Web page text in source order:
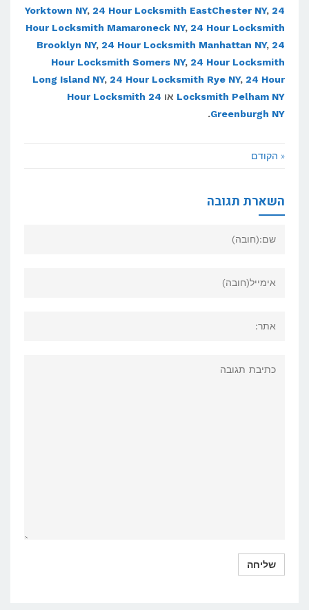
Yorktown NY, 24 Hour Locksmith EastChester NY, 24
Hour Locksmith Mamaroneck NY, 24 Hour Locksmith
Brooklyn NY, 24 Hour Locksmith Manhattan NY, 24
Hour Locksmith Somers NY, 24 Hour Locksmith
Long Island NY, 24 Hour Locksmith Rye NY, 24 Hour
Locksmith Pelham NY או
24 Hour Locksmith
Greenburgh NY
.
« הקודם
השארת תגובה